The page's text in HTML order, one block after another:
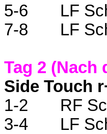
5-6
LF
7-8
LF
Tag 2 (Nach
Side Touch
1-2
RF
3-4
LF